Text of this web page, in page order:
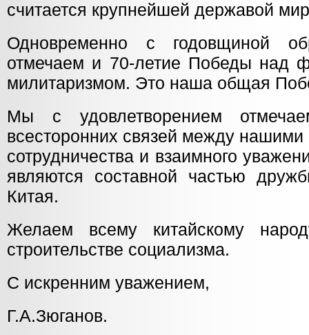
считается крупнейшей державой
Одновременно с годовщиной
отмечаем и 70-летие Победы над
милитаризмом. Это наша общая
Мы с удовлетворением
всесторонних связей между
сотрудничества и взаимного
являются составной частью
Китая.
Желаем всему китайскому
строительстве социализма.
С искренним уважением,
Г.А.Зюганов.